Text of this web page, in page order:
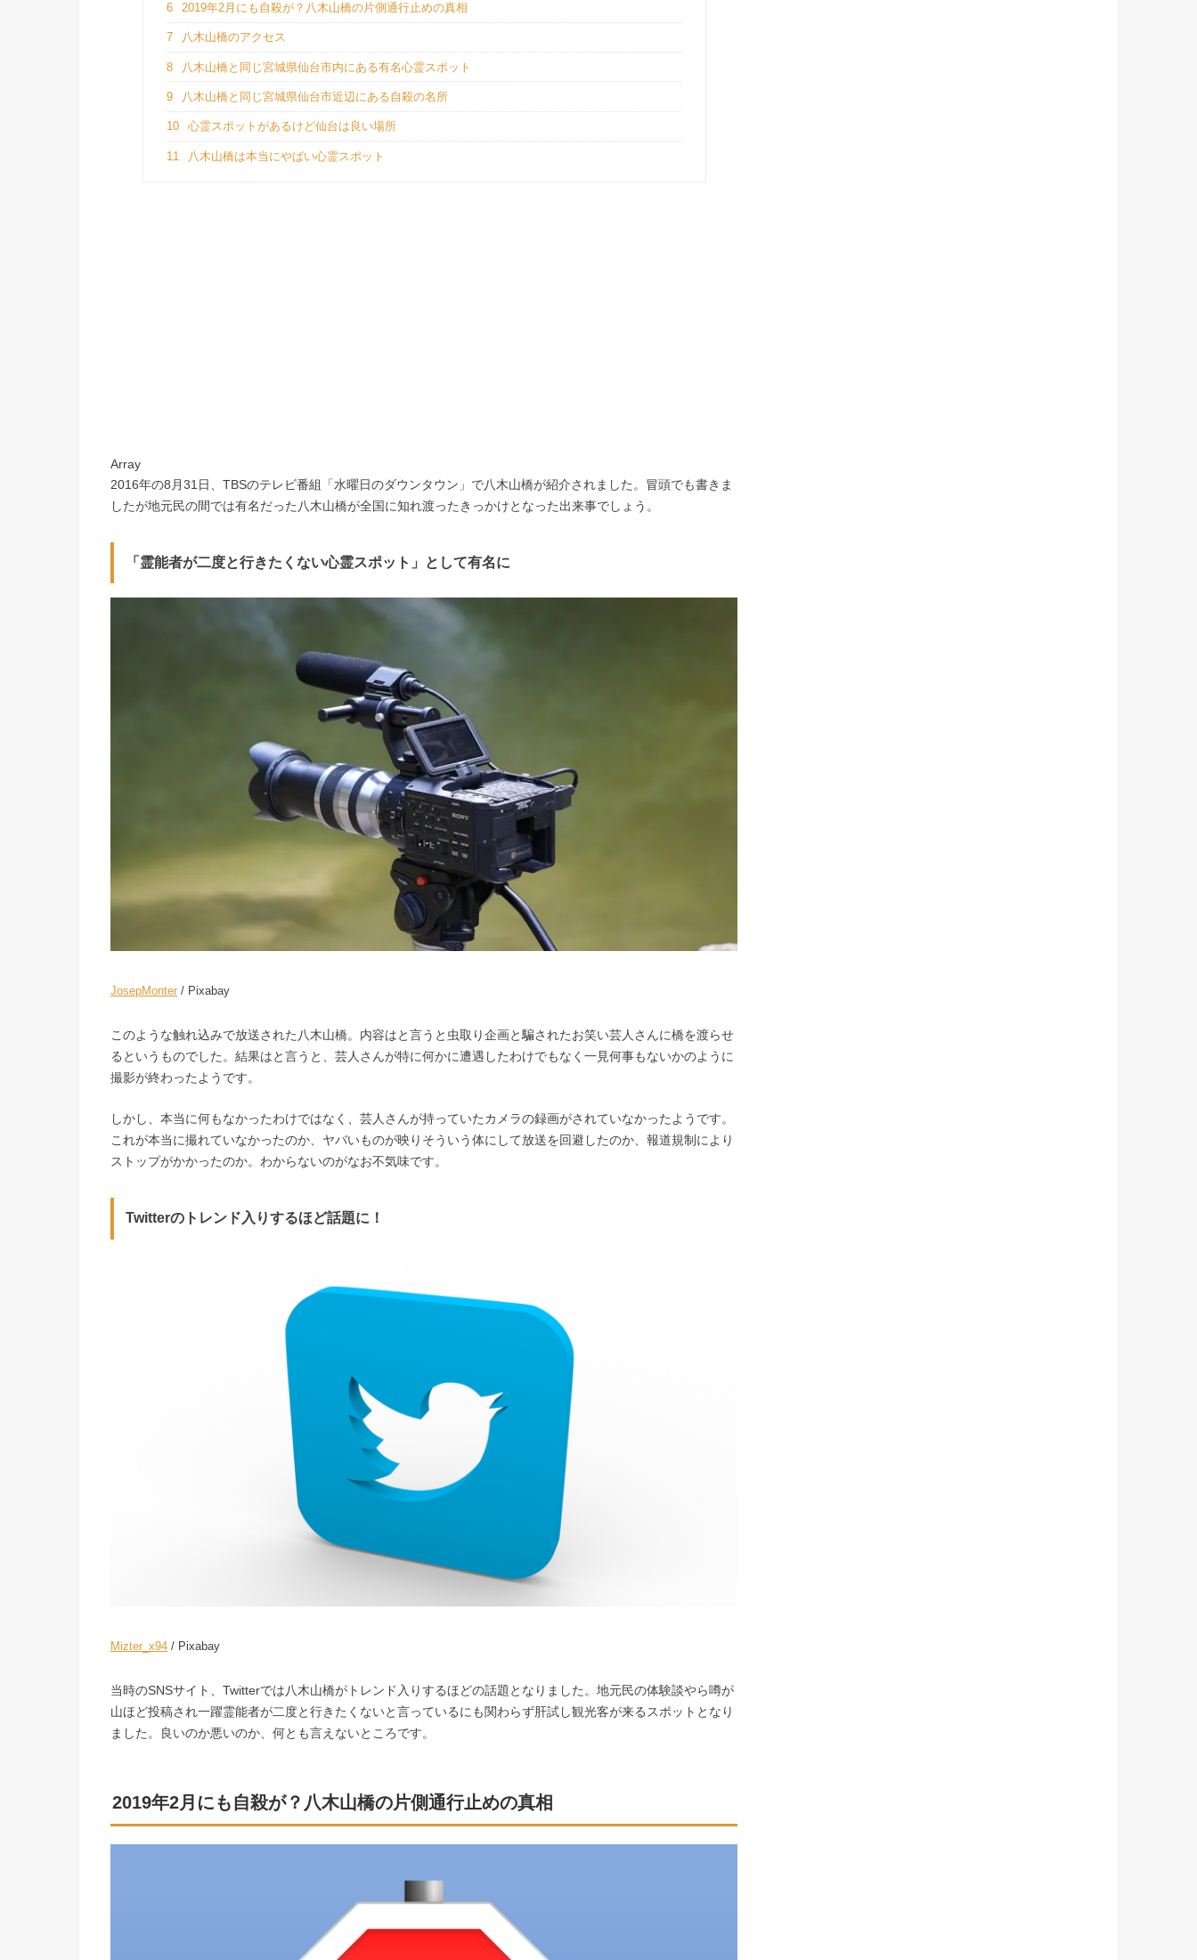
6 2019年2月にも自殺が？八木山橋の片側通行止めの真相
7 八木山橋のアクセス
8 八木山橋と同じ宮城県仙台市内にある有名心霊スポット
9 八木山橋と同じ宮城県仙台市近辺にある自殺の名所
10 心霊スポットがあるけど仙台は良い場所
11 八木山橋は本当にやばい心霊スポット
Array
2016年の8月31日、TBSのテレビ番組「水曜日のダウンタウン」で八木山橋が紹介されました。冒頭でも書きま
したが地元民の間では有名だった八木山橋が全国に知れ渡ったきっかけとなった出来事でしょう。
「霊能者が二度と行きたくない心霊スポット」として有名に
JosepMonter / Pixabay
このような触れ込みで放送された八木山橋。内容はと言うと虫取り企画と騙されたお笑い芸人さんに橋を渡らせ
るというものでした。結果はと言うと、芸人さんが特に何かに遭遇したわけでもなく一見何事もないかのように
撮影が終わったようです。
しかし、本当に何もなかったわけではなく、芸人さんが持っていたカメラの録画がされていなかったようです。
これが本当に撮れていなかったのか、ヤバいものが映りそういう体にして放送を回避したのか、報道規制により
ストップがかかったのか。わからないのがなお不気味です。
Twitterのトレンド入りするほど話題に！
Mizter_x94 / Pixabay
当時のSNSサイト、Twitterでは八木山橋がトレンド入りするほどの話題となりました。地元民の体験談やら噂が
山ほど投稿され一躍霊能者が二度と行きたくないと言っているにも関わらず肝試し観光客が来るスポットとなり
ました。良いのか悪いのか、何とも言えないところです。
2019年2月にも自殺が？八木山橋の片側通行止めの真相